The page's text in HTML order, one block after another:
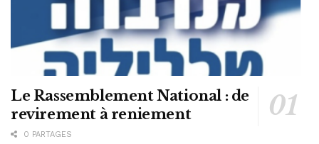
Le Rassemblement National : de
revirement à reniement
0 PARTAGES